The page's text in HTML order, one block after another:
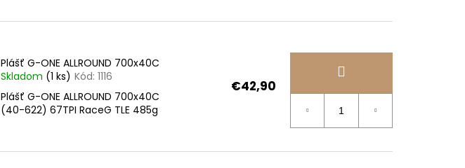
Plášť G-ONE ALLROUND 700x40C
Skladom (1 ks) Kód: 1116
Plášť G-ONE ALLROUND 700x40C
(40-622) 67TPI RaceG TLE 485g
€42,90